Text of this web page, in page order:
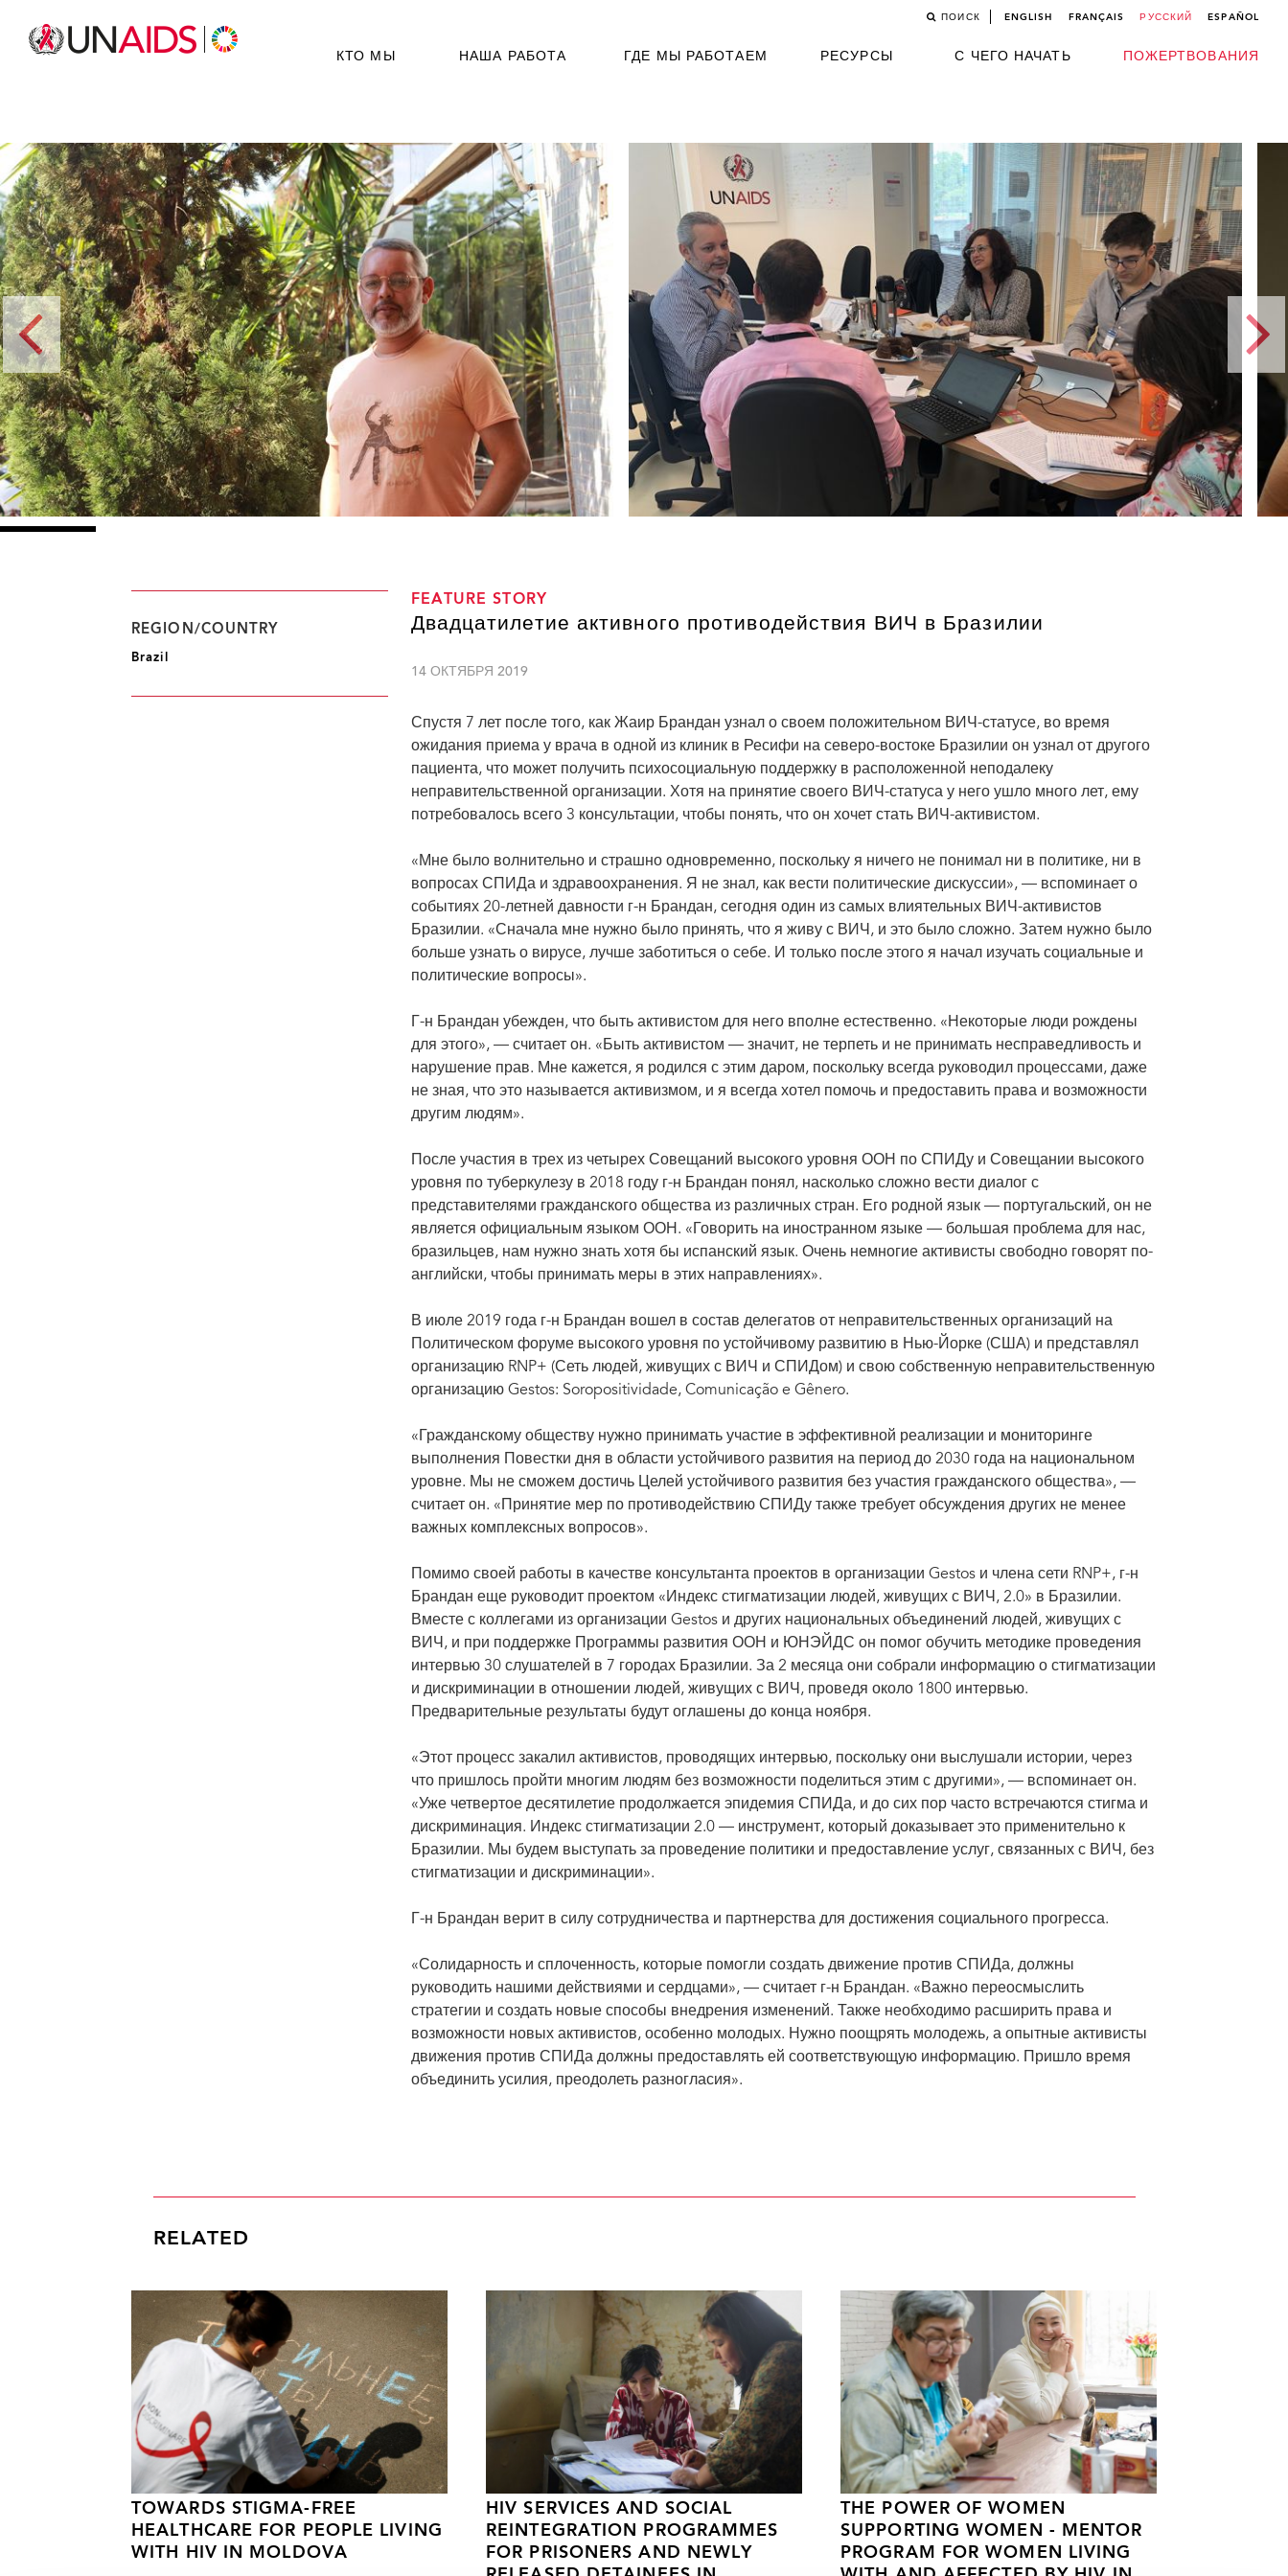
ПОИСК ENGLISH FRANÇAIS РУССКИЙ ESPAÑOL
КТО МЫ НАША РАБОТА ГДЕ МЫ РАБОТАЕМ РЕСУРСЫ С ЧЕГО НАЧАТЬ ПОЖЕРТВОВАНИЯ
FEATURE STORY
Двадцатилетие активного противодействия ВИЧ в Бразилии
14 ОКТЯБРЯ 2019
Спустя 7 лет после того, как Жаир Брандан узнал о своем положительном ВИЧ-статусе, во время
ожидания приема у врача в одной из клиник в Ресифи на северо-востоке Бразилии он узнал от другого
пациента, что может получить психосоциальную поддержку в расположенной неподалеку
неправительственной организации. Хотя на принятие своего ВИЧ-статуса у него ушло много лет, ему
потребовалось всего 3 консультации, чтобы понять, что он хочет стать ВИЧ-активистом.
«Мне было волнительно и страшно одновременно, поскольку я ничего не понимал ни в политике, ни в
вопросах СПИДа и здравоохранения. Я не знал, как вести политические дискуссии», — вспоминает о
событиях 20-летней давности г-н Брандан, сегодня один из самых влиятельных ВИЧ-активистов
Бразилии. «Сначала мне нужно было принять, что я живу с ВИЧ, и это было сложно. Затем нужно было
больше узнать о вирусе, лучше заботиться о себе. И только после этого я начал изучать социальные и
политические вопросы».
Г-н Брандан убежден, что быть активистом для него вполне естественно. «Некоторые люди рождены
для этого», — считает он. «Быть активистом — значит, не терпеть и не принимать несправедливость и
нарушение прав. Мне кажется, я родился с этим даром, поскольку всегда руководил процессами, даже
не зная, что это называется активизмом, и я всегда хотел помочь и предоставить права и возможности
другим людям».
После участия в трех из четырех Совещаний высокого уровня ООН по СПИДу и Совещании высокого
уровня по туберкулезу в 2018 году г-н Брандан понял, насколько сложно вести диалог с
представителями гражданского общества из различных стран. Его родной язык — португальский, он не
является официальным языком ООН. «Говорить на иностранном языке — большая проблема для нас,
бразильцев, нам нужно знать хотя бы испанский язык. Очень немногие активисты свободно говорят по-
английски, чтобы принимать меры в этих направлениях».
В июле 2019 года г-н Брандан вошел в состав делегатов от неправительственных организаций на
Политическом форуме высокого уровня по устойчивому развитию в Нью-Йорке (США) и представлял
организацию RNP+ (Сеть людей, живущих с ВИЧ и СПИДом) и свою собственную неправительственную
организацию Gestos: Soropositividade, Comunicação e Gênero.
«Гражданскому обществу нужно принимать участие в эффективной реализации и мониторинге
выполнения Повестки дня в области устойчивого развития на период до 2030 года на национальном
уровне. Мы не сможем достичь Целей устойчивого развития без участия гражданского общества», —
считает он. «Принятие мер по противодействию СПИДу также требует обсуждения других не менее
важных комплексных вопросов».
Помимо своей работы в качестве консультанта проектов в организации Gestos и члена сети RNP+, г-н
Брандан еще руководит проектом «Индекс стигматизации людей, живущих с ВИЧ, 2.0» в Бразилии.
Вместе с коллегами из организации Gestos и других национальных объединений людей, живущих с
ВИЧ, и при поддержке Программы развития ООН и ЮНЭЙДС он помог обучить методике проведения
интервью 30 слушателей в 7 городах Бразилии. За 2 месяца они собрали информацию о стигматизации
и дискриминации в отношении людей, живущих с ВИЧ, проведя около 1800 интервью.
Предварительные результаты будут оглашены до конца ноября.
«Этот процесс закалил активистов, проводящих интервью, поскольку они выслушали истории, через
что пришлось пройти многим людям без возможности поделиться этим с другими», — вспоминает он.
«Уже четвертое десятилетие продолжается эпидемия СПИДа, и до сих пор часто встречаются стигма и
дискриминация. Индекс стигматизации 2.0 — инструмент, который доказывает это применительно к
Бразилии. Мы будем выступать за проведение политики и предоставление услуг, связанных с ВИЧ, без
стигматизации и дискриминации».
Г-н Брандан верит в силу сотрудничества и партнерства для достижения социального прогресса.
«Солидарность и сплоченность, которые помогли создать движение против СПИДа, должны
руководить нашими действиями и сердцами», — считает г-н Брандан. «Важно переосмыслить
стратегии и создать новые способы внедрения изменений. Также необходимо расширить права и
возможности новых активистов, особенно молодых. Нужно поощрять молодежь, а опытные активисты
движения против СПИДа должны предоставлять ей соответствующую информацию. Пришло время
объединить усилия, преодолеть разногласия».
REGION/COUNTRY
Brazil
RELATED
TOWARDS STIGMA-FREE
HEALTHCARE FOR PEOPLE LIVING
WITH HIV IN MOLDOVA
HIV SERVICES AND SOCIAL
REINTEGRATION PROGRAMMES
FOR PRISONERS AND NEWLY
THE POWER OF WOMEN
SUPPORTING WOMEN - MENTOR
PROGRAM FOR WOMEN LIVING